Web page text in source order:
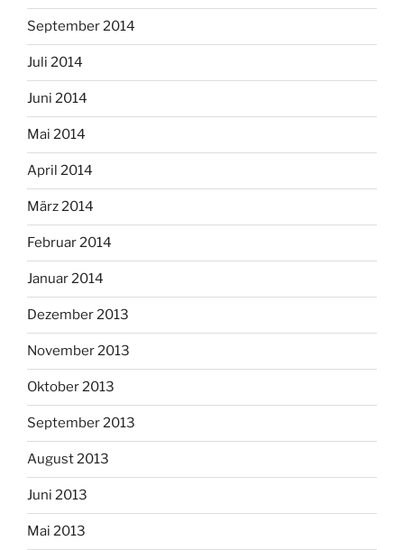
September 2014
Juli 2014
Juni 2014
Mai 2014
April 2014
März 2014
Februar 2014
Januar 2014
Dezember 2013
November 2013
Oktober 2013
September 2013
August 2013
Juni 2013
Mai 2013